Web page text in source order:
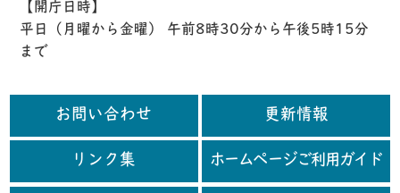
【開庁日時】
平日（月曜から金曜） 午前8時30分から午後5時15分
まで
お問い合わせ 更新情報
リンク集 ホームページご利用ガイド